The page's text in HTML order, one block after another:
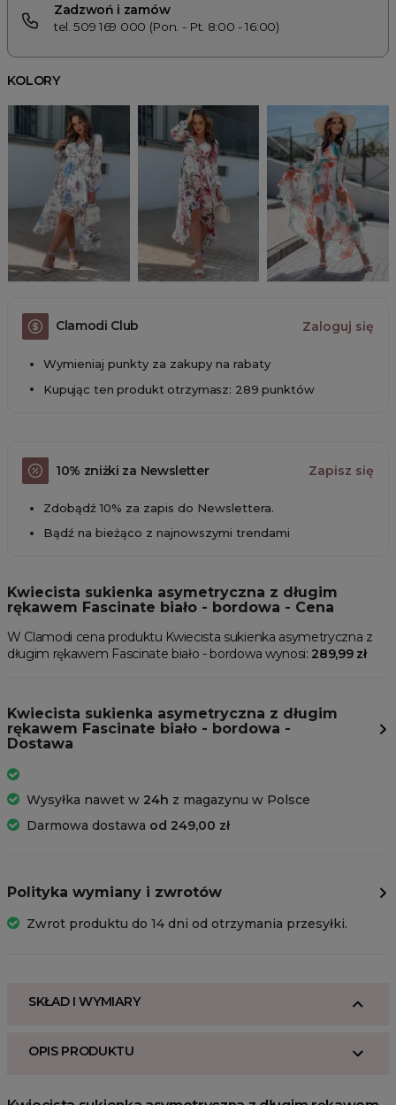
Zadzwoń i zamów
tel. 509 169 000 (Pon. - Pt. 8:00 - 16:00)
KOLORY
Clamodi Club Zaloguj się
Wymieniaj punkty za zakupy na rabaty
Kupując ten produkt otrzymasz: 289 punktów
10% zniżki za Newsletter Zapisz się
Zdobądź 10% za zapis do Newslettera.
Bądź na bieżąco z najnowszymi trendami
Kwiecista sukienka asymetryczna z długim
rękawem Fascinate biało - bordowa - Cena
W Clamodi cena produktu Kwiecista sukienka asymetryczna z
długim rękawem Fascinate biało - bordowa wynosi: 289,99 zł
Kwiecista sukienka asymetryczna z długim
rękawem Fascinate biało - bordowa -
Dostawa
Wysyłka nawet w 24h z magazynu w Polsce
Darmowa dostawa od 249,00 zł
Polityka wymiany i zwrotów
Zwrot produktu do 14 dni od otrzymania przesyłki.
SKŁAD I WYMIARY
OPIS PRODUKTU